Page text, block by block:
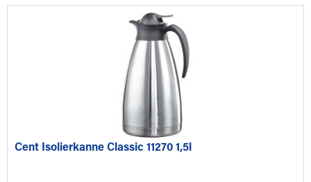
Cent Isolierkanne Classic 11270 1,5l